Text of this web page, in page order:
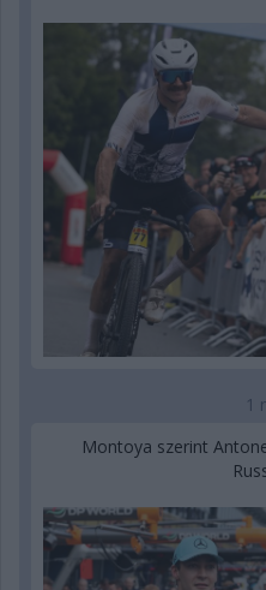
1
Montoya szerint